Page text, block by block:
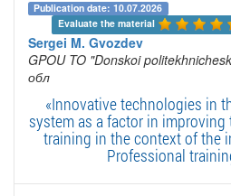
Publication date: 10.07.2026
Evaluate the material
Sergei M. Gvozdev
GPOU TO "Donskoi
обл
«Innovative technologies in
system as a factor in
training in the context of the
Professional